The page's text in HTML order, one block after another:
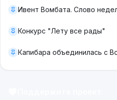
Ивент Вомбата. Слово
Конкурс "Лету все рады"
Капибара объединилась с